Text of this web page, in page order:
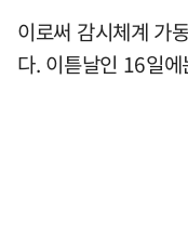
이로써 감시체계 가
다. 이튿날인 16일